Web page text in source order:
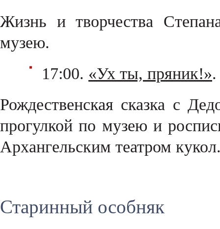
Жизнь и творчества
музею.
17:00. «Ух ты, пряник!»
Рождественская сказка с
прогулкой по музею и
Архангельским театром
Старинный особняк